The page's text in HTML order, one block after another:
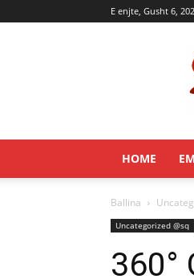
E enjte, Gusht 6,
HOME
Ballina
Uncategorized @sq
360°